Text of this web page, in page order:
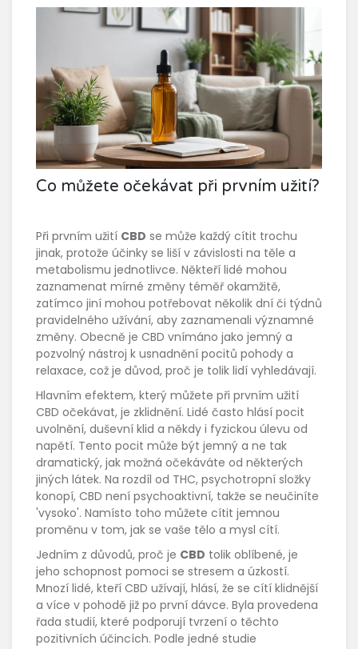
Co můžete očekávat při prvním užití?
Při prvním užití CBD se může každý cítit trochu
jinak, protože účinky se liší v závislosti na těle a
metabolismu jednotlivce. Někteří lidé mohou
zaznamenat mírné změny téměř okamžitě,
zatímco jiní mohou potřebovat několik dní či týdnů
pravidelného užívání, aby zaznamenali významné
změny. Obecně je CBD vnímáno jako jemný a
pozvolný nástroj k usnadnění pocitů pohody a
relaxace, což je důvod, proč je tolik lidí vyhledávají.
Hlavním efektem, který můžete při prvním užití
CBD očekávat, je zklidnění. Lidé často hlásí pocit
uvolnění, duševní klid a někdy i fyzickou úlevu od
napětí. Tento pocit může být jemný a ne tak
dramatický, jak možná očekáváte od některých
jiných látek. Na rozdíl od THC, psychotropní složky
konopí, CBD není psychoaktivní, takže se neučiníte
'vysoko'. Namísto toho můžete cítit jemnou
proměnu v tom, jak se vaše tělo a mysl cítí.
Jedním z důvodů, proč je CBD tolik oblíbené, je
jeho schopnost pomoci se stresem a úzkostí.
Mnozí lidé, kteří CBD užívají, hlásí, že se cítí klidnější
a více v pohodě již po první dávce. Byla provedena
řada studií, které podporují tvrzení o těchto
pozitivních účincích. Podle jedné studie